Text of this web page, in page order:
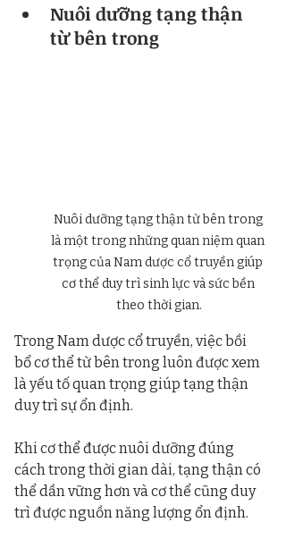
Nuôi dưỡng tạng thận
từ bên trong
Nuôi dưỡng tạng thận từ bên trong
là một trong những quan niệm quan
trọng của Nam dược cổ truyền giúp
cơ thể duy trì sinh lực và sức bền
theo thời gian.
Trong Nam dược cổ truyền, việc bồi
bổ cơ thể từ bên trong luôn được xem
là yếu tố quan trọng giúp tạng thận
duy trì sự ổn định.
Khi cơ thể được nuôi dưỡng đúng
cách trong thời gian dài, tạng thận có
thể dần vững hơn và cơ thể cũng duy
trì được nguồn năng lượng ổn định.